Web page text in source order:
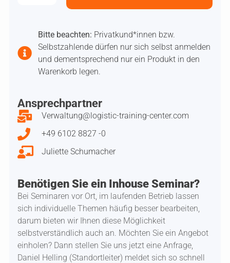
Bitte beachten: Privatkund*innen bzw.
Selbstzahlende dürfen nur sich selbst anmelden
und dementsprechend nur ein Produkt in den
Warenkorb legen.
Ansprechpartner
Verwaltung@logistic-training-center.com
+49 6102 8827 -0
Juliette Schumacher
Benötigen Sie ein Inhouse Seminar?
Bei Seminaren vor Ort, im laufenden Betrieb lassen
sich individuelle Themen häufig besser bearbeiten,
darum bieten wir Ihnen diese Möglichkeit
selbstverständlich auch an. Möchten Sie ein Angebot
einholen? Dann stellen Sie uns jetzt eine Anfrage,
Daniel Helling (Standortleiter) meldet sich so schnell